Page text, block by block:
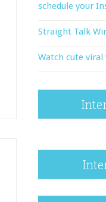
schedule your
Straight Talk
Watch cute viral